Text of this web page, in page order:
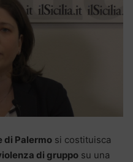
di Palermo si costituisca
di gruppo su una